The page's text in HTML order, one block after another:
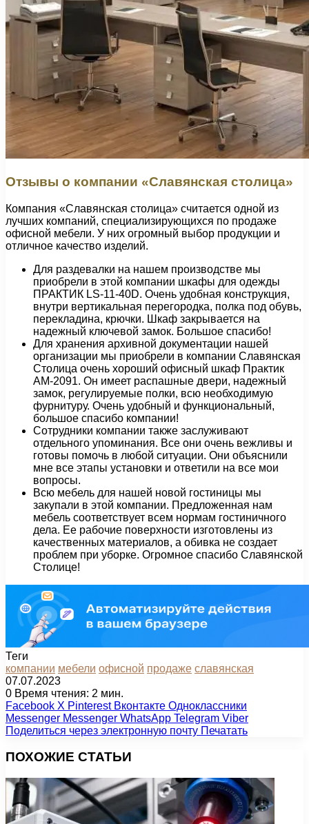
Отзывы о компании «Славянская столица»
Компания «Славянская столица» считается одной из
лучших компаний, специализирующихся по продаже
офисной мебели. У них огромный выбор продукции и
отличное качество изделий.
Для раздевалки на нашем производстве мы
приобрели в этой компании шкафы для одежды
ПРАКТИК LS-11-40D. Очень удобная конструкция,
внутри вертикальная перегородка, полка под обувь,
перекладина, крючки. Шкаф закрывается на
надежный ключевой замок. Большое спасибо!
Для хранения архивной документации нашей
организации мы приобрели в компании Славянская
Столица очень хороший офисный шкаф Практик
АМ-2091. Он имеет распашные двери, надежный
замок, регулируемые полки, всю необходимую
фурнитуру. Очень удобный и функциональный,
большое спасибо компании!
Сотрудники компании также заслуживают
отдельного упоминания. Все они очень вежливы и
готовы помочь в любой ситуации. Они объяснили
мне все этапы установки и ответили на все мои
вопросы.
Всю мебель для нашей новой гостиницы мы
закупали в этой компании. Предложенная нам
мебель соответствует всем нормам гостиничного
дела. Ее рабочие поверхности изготовлены из
качественных материалов, а обивка не создает
проблем при уборке. Огромное спасибо Славянской
Столице!
Теги
компании мебели офисной продаже славянская
07.07.2023
0 Время чтения: 2 мин.
Facebook X Pinterest Вконтакте Одноклассники
Messenger Messenger WhatsApp Telegram Viber
Поделиться через электронную почту Печатать
ПОХОЖИЕ СТАТЬИ